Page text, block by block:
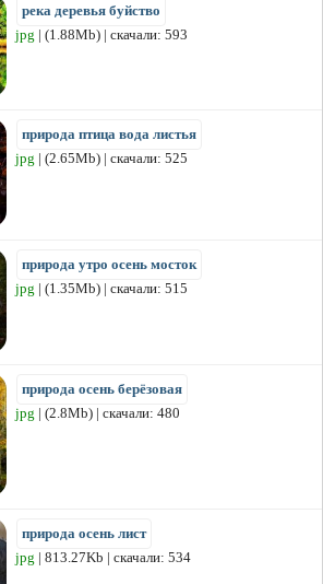
река деревья буйство
jpg | (1.88Mb) | скачали: 593
природа птица вода листья
jpg | (2.65Mb) | скачали: 525
природа утро осень мосток
jpg | (1.35Mb) | скачали: 515
природа осень берёзовая
jpg | (2.8Mb) | скачали: 480
природа осень лист
jpg | 813.27Kb | скачали: 534